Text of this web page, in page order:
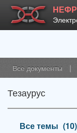
Все документы |
Тезаурус
Все темы (10)